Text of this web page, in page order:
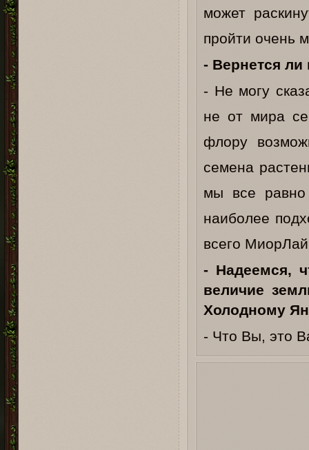
может
пройти очень
- Вернется ли
- Не могу
не от мира
флору
семена
мы все равно
наиболее
всего
- Надеемся,
величие
Холодному
- Что Вы, это